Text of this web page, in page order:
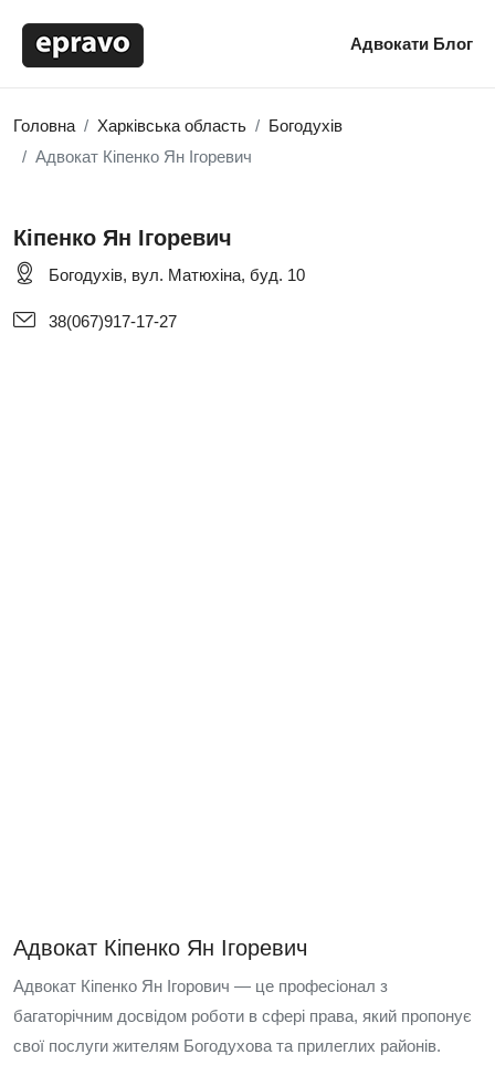
Адвокати Блог
Головна Харківська область
Богодухів
Адвокат Кіпенко Ян Ігоревич
Кіпенко Ян Ігоревич
Богодухів, вул. Матюхіна, буд. 10
38(067)917-17-27
Адвокат Кіпенко Ян Ігоревич
Адвокат Кіпенко Ян Ігорович — це професіонал з
багаторічним досвідом роботи в сфері права, який пропонує
свої послуги жителям Богодухова та прилеглих районів.